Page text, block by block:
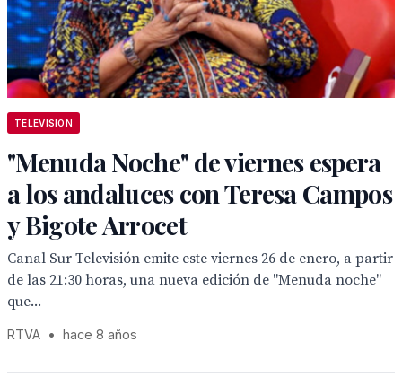
TELEVISION
"Menuda Noche" de viernes espera
a los andaluces con Teresa Campos
y Bigote Arrocet
Canal Sur Televisión emite este viernes 26 de enero, a partir
de las 21:30 horas, una nueva edición de "Menuda noche"
que...
RTVA • hace 8 años